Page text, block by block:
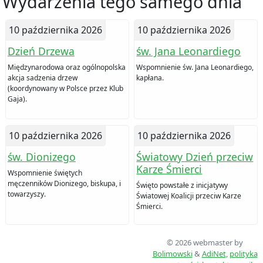
10 października 2026
Dzień Drzewa
Międzynarodowa oraz ogólnopolska
akcja sadzenia drzew
(koordynowany w Polsce przez Klub
Gaja).
10 października 2026
św. Jana Leonardiego
Wspomnienie św. Jana Leonardiego,
kapłana.
10 października 2026
św. Dionizego
Wspomnienie świętych
męczenników Dionizego, biskupa, i
towarzyszy.
10 października 2026
Światowy Dzień przeciw
Karze Śmierci
Święto powstałe z inicjatywy
Światowej Koalicji przeciw Karze
Śmierci.
© 2026 webmaster by
Bolimowski& AdiNet, polityka